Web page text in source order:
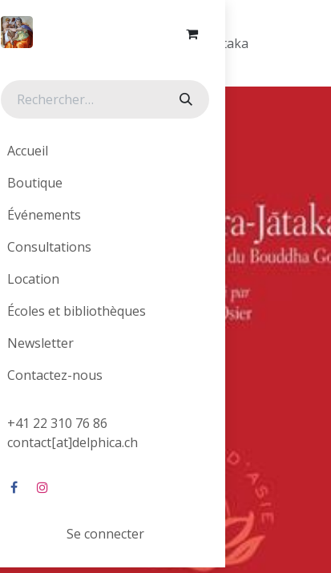
Accueil
Boutique
Événements
Consultations
Location
Écoles et bibliothèques
Newsletter
Contactez-nous
+41 22 310 76 86
contact[at]delphica.ch
Se connecter
Tous les produits Le Vessantara-Jataka